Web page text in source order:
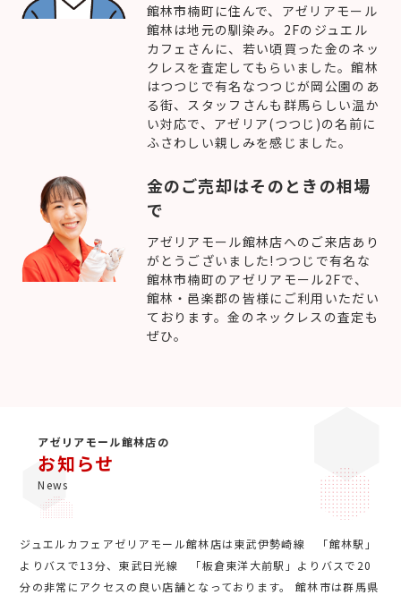
館林市楠町に住んで、アゼリアモール
館林は地元の馴染み。2Fのジュエル
カフェさんに、若い頃買った金のネッ
クレスを査定してもらいました。館林
はつつじで有名なつつじが岡公園のあ
る街、スタッフさんも群馬らしい温か
い対応で、アゼリア(つつじ)の名前に
ふさわしい親しみを感じました。
金のご売却はそのときの相場
で
アゼリアモール館林店へのご来店あり
がとうございました!つつじで有名な
館林市楠町のアゼリアモール2Fで、
館林・邑楽郡の皆様にご利用いただい
ております。金のネックレスの査定も
ぜひ。
アゼリアモール館林店の
お知らせ
News
ジュエルカフェアゼリアモール館林店は東武伊勢崎線 「館林駅」
よりバスで13分、東武日光線 「板倉東洋大前駅」よりバスで20
分の非常にアクセスの良い店舗となっております。 館林市は群馬県